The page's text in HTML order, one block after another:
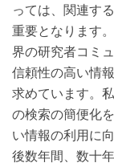
っては、関連す
重要となります
界の研究者コミ
信頼性の高い情
求めています。
の検索の簡便化
い情報の利用に
後数年間、数十